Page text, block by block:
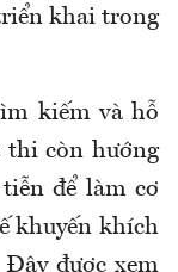
khai trong
kiếm và hỗ
thi còn hướng
để làm cơ
khuyến khích
được xem